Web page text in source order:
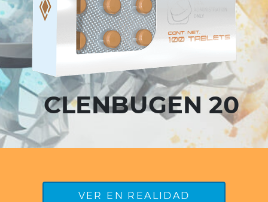
CLENBUGEN 20
VER EN REALIDAD